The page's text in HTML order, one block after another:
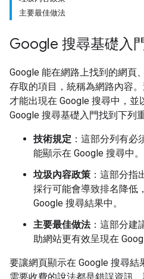
主要最佳做法
Google 搜尋基礎入
Google 能在網路上找到的網頁
存取的項目，統稱為網路內容
才能出現在 Google 搜尋中，
Google 搜尋基礎入門找到下列
技術規定 ：這部分列有必
能顯示在 Google 搜尋中。
垃圾內容政策 ：這部分指
採行可能會導致排名降低
Google 搜尋結果中。
主要最佳做法：這部分建
助網站更有效呈現在
要讓網頁顯示在 Google 搜尋